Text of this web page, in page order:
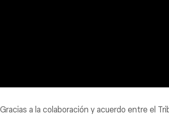
Gracias a la colaboración y acuerdo entre el